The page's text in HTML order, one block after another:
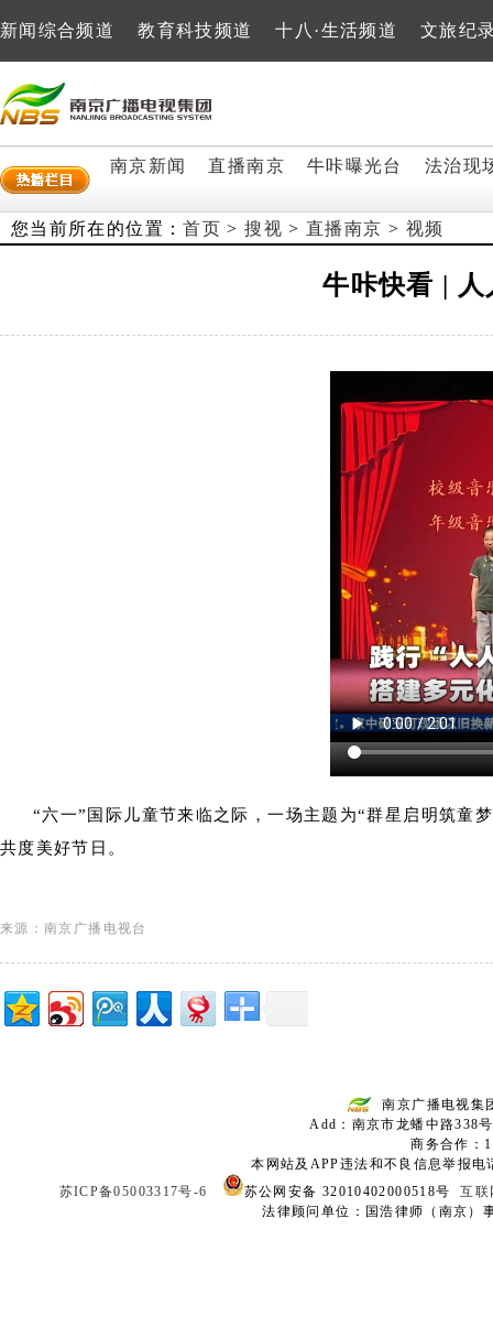
新闻综合频道 教育科技频道 十八·生活频道 文旅纪
南京新闻 直播南京 牛咔曝光台 法治现
您当前所在的位置：首页 >搜视 >直播南京 > 视频
牛咔快看 |
“六一”国际儿童节来临之际，一场主题为“群星启明筑童
共度美好节日。
来源：南京广播电视台
南京广播电视集
Add：南京市龙蟠中路
商务合作：
本网站及APP违法和不良信息举报
苏ICP备05003317号-6
苏公网安备 32010402000518号互联
法律顾问单位：国浩律师（南京）